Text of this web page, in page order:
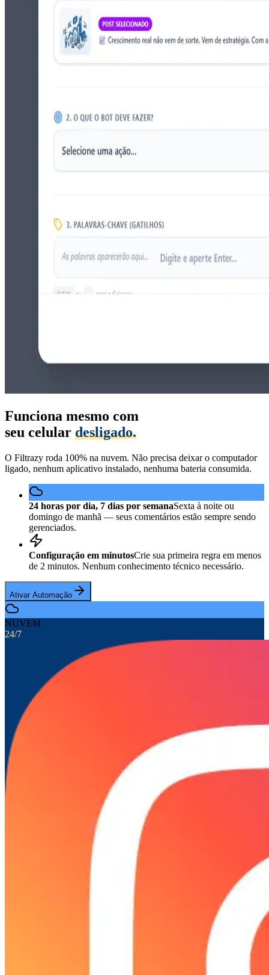
Funciona mesmo com
seu celular desligado.
O Filtrazy roda 100% na nuvem. Não precisa deixar o computador
ligado, nenhum aplicativo instalado, nenhuma bateria consumida.
24 horas por dia, 7 dias por semanaSexta à noite ou
domingo de manhã — seus comentários estão sempre sendo
gerenciados.
Configuração em minutosCrie sua primeira regra em menos
de 2 minutos. Nenhum conhecimento técnico necessário.
Ativar Automação
NUVEM
24/7